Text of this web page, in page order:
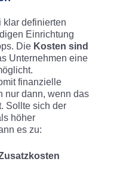
klar definierten
Einrichtung
Die Kosten sind
Unternehmen eine
finanzielle
nur dann, wenn das
Sollte sich der
höher
es zu: